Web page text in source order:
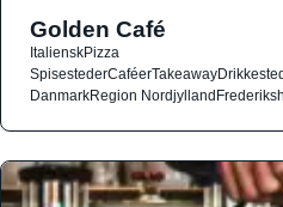
Golden Café
ItalienskPizza
SpisestederCaféerTakeaway
DanmarkRegion Nordjylland